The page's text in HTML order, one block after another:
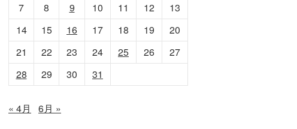
7
8 9 10 11 12
13
14
15 16 17 18 19
20
21
22 23 24 25 26
27
28
29 30 31
« 4月 6月 »